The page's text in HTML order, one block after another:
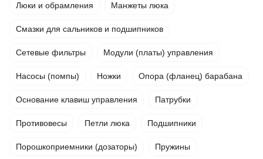
Люки и обрамления Манжеты люка
Смазки для сальников и подшипников
Сетевые фильтры Модули (платы) управления
Насосы (помпы) Ножки Опора (фланец) барабана
Основание клавиш управления Патрубки
Противовесы Петли люка Подшипники
Порошкоприемники (дозаторы) Пружины